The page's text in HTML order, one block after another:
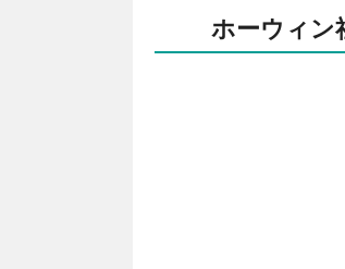
ホーウィン